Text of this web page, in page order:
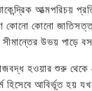
আত্মপরিচয়
কোনো কোনো
উভয় পাড়ে
হওয়ার শুরু থেকে
হিসেবে আবির্ভূত হয়